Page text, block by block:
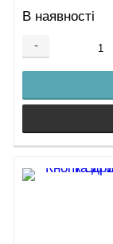
В наявності
-